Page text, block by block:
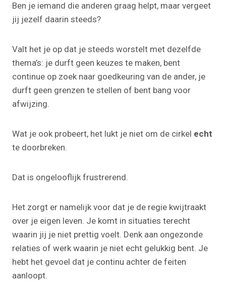
Ben je iemand die anderen graag helpt, maar vergeet
jij jezelf daarin steeds?
Valt het je op dat je steeds worstelt met dezelfde
thema’s: je durft geen keuzes te maken, bent
continue op zoek naar goedkeuring van de ander, je
durft geen grenzen te stellen of bent bang voor
afwijzing.
Wat je ook probeert, het lukt je niet om de cirkel echt
te doorbreken.
Dat is ongelooflijk frustrerend.
Het zorgt er namelijk voor dat je de regie kwijtraakt
over je eigen leven. Je komt in situaties terecht
waarin jij je niet prettig voelt. Denk aan ongezonde
relaties of werk waarin je niet echt gelukkig bent. Je
hebt het gevoel dat je continu achter de feiten
aanloopt.